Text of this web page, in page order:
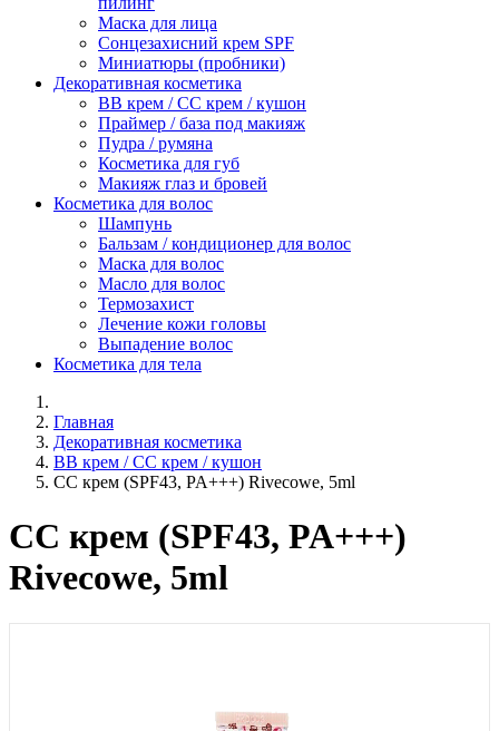
Маска для лица
Сонцезахисний крем SPF
Миниатюры (пробники)
Декоративная косметика
ВВ крем / СС крем / кушон
Праймер / база под макияж
Пудра / румяна
Косметика для губ
Макияж глаз и бровей
Косметика для волос
Шампунь
Бальзам / кондиционер для волос
Маска для волос
Масло для волос
Термозахист
Лечение кожи головы
Выпадение волос
Косметика для тела
Главная
Декоративная косметика
ВВ крем / СС крем / кушон
СС крем (SPF43, PA+++) Rivecowe, 5ml
СС крем (SPF43, PA+++)
Rivecowe, 5ml